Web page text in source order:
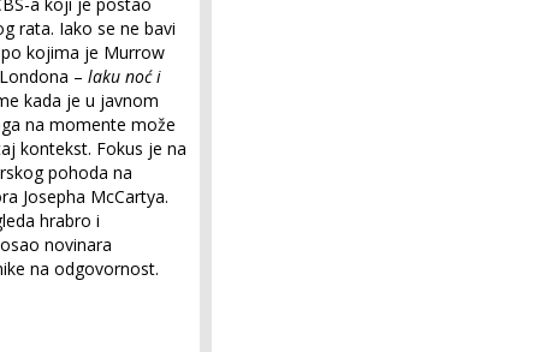
rata. Iako se ne bavi
kojima je Murrow
– laku noć i
kada je u javnom
na momente može
kontekst. Fokus je na
pohoda na
Josepha McCartya.
hrabro i
novinara
na odgovornost.